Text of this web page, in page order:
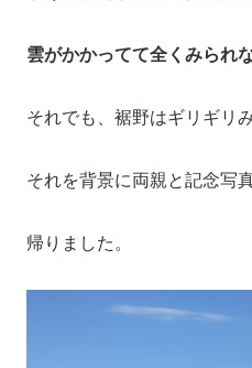
雲がかかってて全くみられ
それでも、裾野はギリギリ
それを背景に両親と記念写
帰りました。